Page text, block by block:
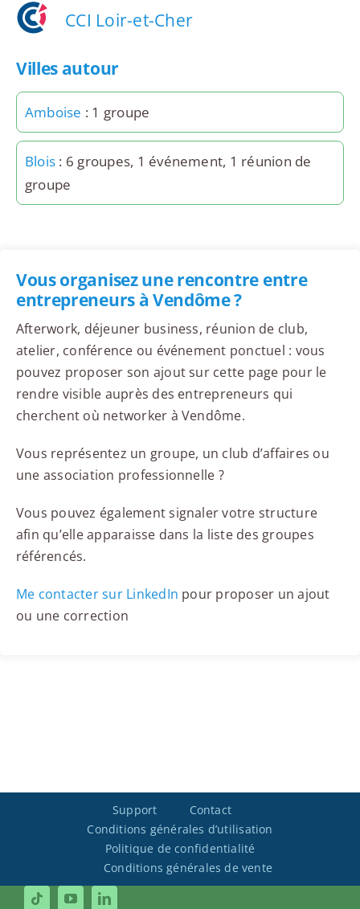
CCI Loir-et-Cher
Villes autour
Amboise : 1 groupe
Blois : 6 groupes, 1 événement, 1 réunion de
groupe
Vous organisez une rencontre entre
entrepreneurs à Vendôme ?
Afterwork, déjeuner business, réunion de club,
atelier, conférence ou événement ponctuel : vous
pouvez proposer son ajout sur cette page pour le
rendre visible auprès des entrepreneurs qui
cherchent où networker à Vendôme.
Vous représentez un groupe, un club d’affaires ou
une association professionnelle ?
Vous pouvez également signaler votre structure
afin qu’elle apparaisse dans la liste des groupes
référencés.
Me contacter sur LinkedIn pour proposer un ajout
ou une correction
Support
Contact
Conditions générales d’utilisation
Politique de confidentialité
Conditions générales de vente